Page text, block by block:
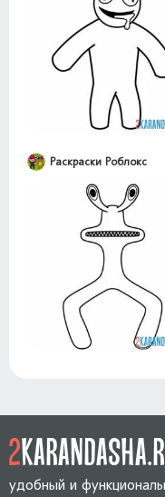
Раскраски Роблокс
удобный и